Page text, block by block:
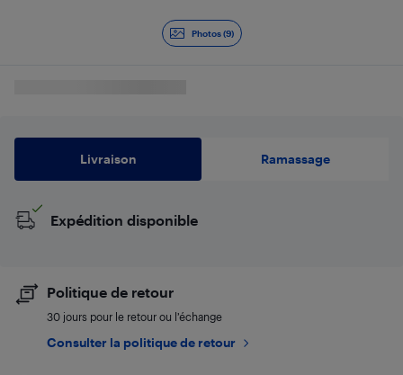
Photos (9)
Livraison Ramassage
Expédition disponible
Politique de retour
30 jours pour le retour ou l’échange
Consulter la politique de retour